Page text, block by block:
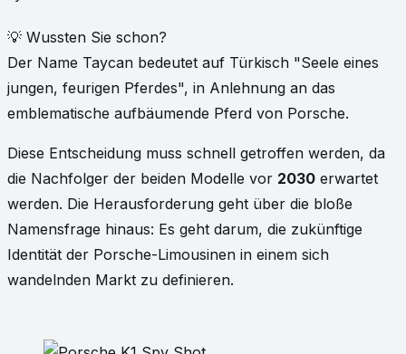
💡 Wussten Sie schon?
Der Name Taycan bedeutet auf Türkisch "Seele eines
jungen, feurigen Pferdes", in Anlehnung an das
emblematische aufbäumende Pferd von Porsche.
Diese Entscheidung muss schnell getroffen werden, da
die Nachfolger der beiden Modelle vor 2030 erwartet
werden. Die Herausforderung geht über die bloße
Namensfrage hinaus: Es geht darum, die zukünftige
Identität der Porsche-Limousinen in einem sich
wandelnden Markt zu definieren.